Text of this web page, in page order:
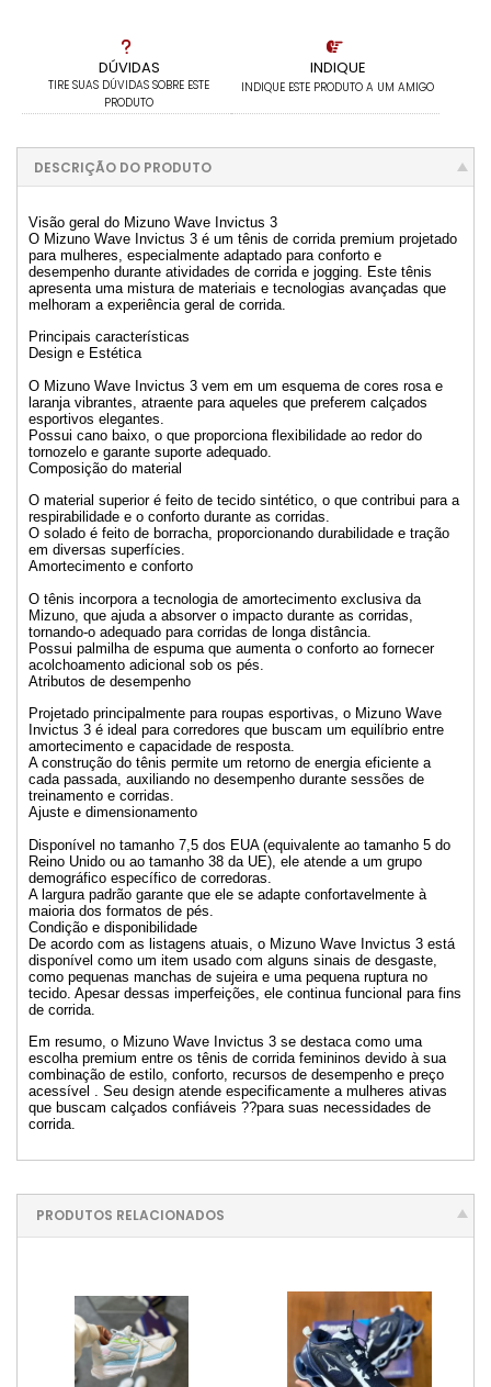
DÚVIDAS
TIRE SUAS DÚVIDAS SOBRE ESTE
PRODUTO
INDIQUE
INDIQUE ESTE PRODUTO A UM AMIGO
.
DESCRIÇÃO DO PRODUTO
Visão geral do Mizuno Wave Invictus 3
O Mizuno Wave Invictus 3 é um tênis de corrida premium projetado
para mulheres, especialmente adaptado para conforto e
desempenho durante atividades de corrida e jogging. Este tênis
apresenta uma mistura de materiais e tecnologias avançadas que
melhoram a experiência geral de corrida.
Principais características
Design e Estética
O Mizuno Wave Invictus 3 vem em um esquema de cores rosa e
laranja vibrantes, atraente para aqueles que preferem calçados
esportivos elegantes.
Possui cano baixo, o que proporciona flexibilidade ao redor do
tornozelo e garante suporte adequado.
Composição do material
O material superior é feito de tecido sintético, o que contribui para a
respirabilidade e o conforto durante as corridas.
O solado é feito de borracha, proporcionando durabilidade e tração
em diversas superfícies.
Amortecimento e conforto
O tênis incorpora a tecnologia de amortecimento exclusiva da
Mizuno, que ajuda a absorver o impacto durante as corridas,
tornando-o adequado para corridas de longa distância.
Possui palmilha de espuma que aumenta o conforto ao fornecer
acolchoamento adicional sob os pés.
Atributos de desempenho
Projetado principalmente para roupas esportivas, o Mizuno Wave
Invictus 3 é ideal para corredores que buscam um equilíbrio entre
amortecimento e capacidade de resposta.
A construção do tênis permite um retorno de energia eficiente a
cada passada, auxiliando no desempenho durante sessões de
treinamento e corridas.
Ajuste e dimensionamento
Disponível no tamanho 7,5 dos EUA (equivalente ao tamanho 5 do
Reino Unido ou ao tamanho 38 da UE), ele atende a um grupo
demográfico específico de corredoras.
A largura padrão garante que ele se adapte confortavelmente à
maioria dos formatos de pés.
Condição e disponibilidade
De acordo com as listagens atuais, o Mizuno Wave Invictus 3 está
disponível como um item usado com alguns sinais de desgaste,
como pequenas manchas de sujeira e uma pequena ruptura no
tecido. Apesar dessas imperfeições, ele continua funcional para fins
de corrida.
Em resumo, o Mizuno Wave Invictus 3 se destaca como uma
escolha premium entre os tênis de corrida femininos devido à sua
combinação de estilo, conforto, recursos de desempenho e preço
acessível . Seu design atende especificamente a mulheres ativas
que buscam calçados confiáveis ??para suas necessidades de
corrida.
PRODUTOS RELACIONADOS